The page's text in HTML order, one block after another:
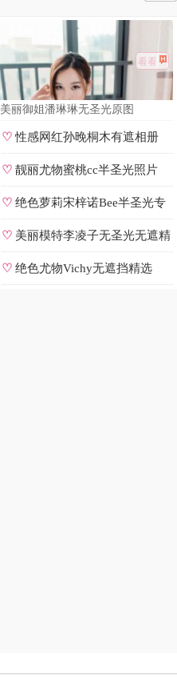
看看
美丽御姐潘琳琳无圣光原图
♡性感网红孙晚桐木有遮相册
♡ 靓丽尤物蜜桃cc半圣光照片
♡ 绝色萝莉宋梓诺Bee半圣光专
辑
♡ 美丽模特李凌子无圣光无遮精
选
♡ 绝色尤物Vichy无遮挡精选